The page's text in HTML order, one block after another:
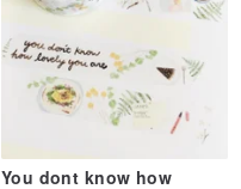
You dont know how